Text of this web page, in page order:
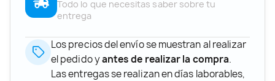
Todo lo que necesitas saber sobre tu
entrega
Los precios del envío se muestran al realizar
el pedido yantes de realizar la compra.
Las entregas se realizan en días laborables,